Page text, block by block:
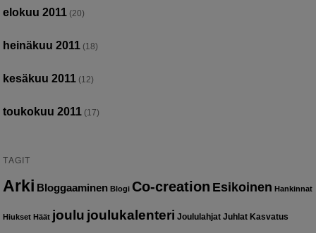
elokuu 2011 (20)
heinäkuu 2011 (18)
kesäkuu 2011 (12)
toukokuu 2011 (17)
TAGIT
Arki Bloggaaminen Blogi Co-creation Esikoinen Hankinnat
Hiukset Häät joulu joulukalenteri Joululahjat Juhlat Kasvatus